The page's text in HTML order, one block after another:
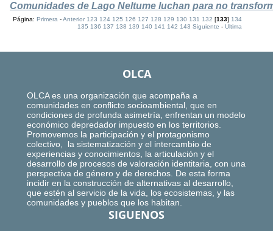
Comunidades de Lago Neltume luchan para no
Página:Primera -Anterior 123 124 125 126 127 128 129 130 131 132 [133]134
135 136 137 138 139 140 141 142 143 Siguiente -Ultima
OLCA
OLCA es una organización que acompaña a
comunidades en conflicto socioambiental, que en
condiciones de profunda asimetría, enfrentan un modelo
económico depredador impuesto en los territorios.
Promovemos la participación y el protagonismo
colectivo, la sistematización y el intercambio de
experiencias y conocimientos, la articulación y el
desarrollo de procesos de valoración identitaria, con una
perspectiva de género y de derechos. De esta forma
incidir en la construcción de alternativas al desarrollo,
que estén al servicio de la vida, los ecosistemas, y las
comunidades y pueblos que los habitan.
SIGUENOS